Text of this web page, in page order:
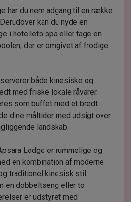
har du nem adgang til en række
kan du nyde en
i hotellets spa eller tage en
der er omgivet af frodige
både kinesiske og
med friske lokale råvarer.
som buffet med et bredt
dine måltider med udsigt over
landskab.
Lodge er rummelige og
en kombination af moderne
traditionel kinesisk stil.
en dobbeltseng eller to
er udstyret med